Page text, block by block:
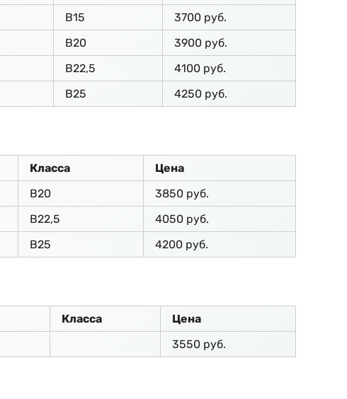
В15
3700 руб.
В20
3900 руб.
В22,5
4100 руб.
В25 4250 руб.
Класса
Цена
В20
3850 руб.
В22,5
4050 руб.
В25 4200 руб.
Класса
Цена
3550 руб.